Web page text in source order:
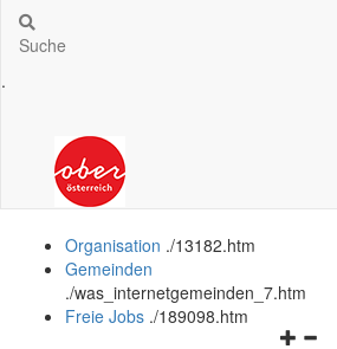
Suche
.
Organisation ./13182.htm
Gemeinden
./was_internetgemeinden_7.htm
Freie Jobs ./189098.htm